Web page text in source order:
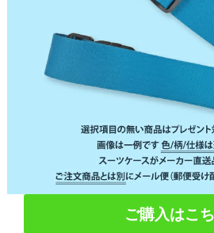
ご購入はこ